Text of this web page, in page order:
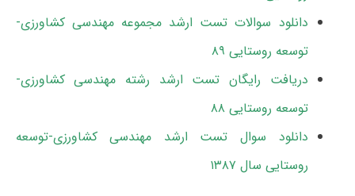
دانلود سوالات تست ارشد مجموعه مهندسی کشاورزی-
توسعه روستایی ۸۹
دریافت رایگان تست ارشد رشته مهندسی کشاورزی-
توسعه روستایی ۸۸
دانلود سوال تست ارشد مهندسی کشاورزی-توسعه
روستایی سال ۱۳۸۷